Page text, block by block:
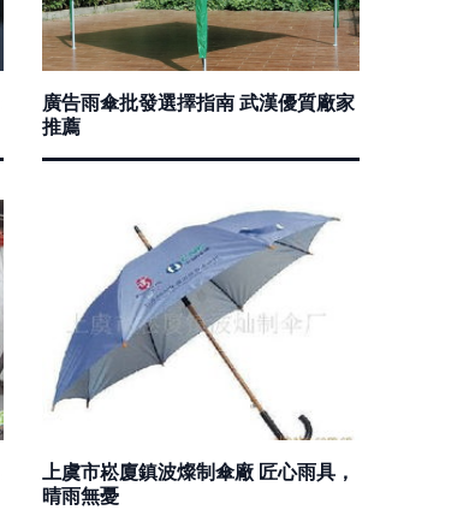
廣告雨傘批發選擇指南 武漢優質廠家
推薦
上虞市崧廈鎮波燦制傘廠 匠心雨具，
晴雨無憂